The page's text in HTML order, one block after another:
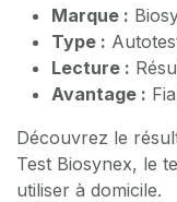
Marque :
Type :
Lecture :
Avantage :
Découvrez le
Test Biosynex, le
utiliser à domicile.